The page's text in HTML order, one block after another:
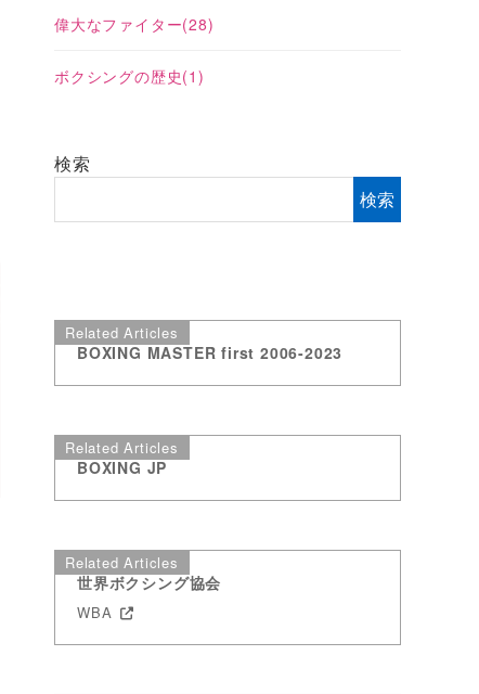
偉大なファイター(28)
ボクシングの歴史(1)
検索
検索
Related Articles
BOXING MASTER first 2006-2023
Related Articles
BOXING JP
Related Articles
世界ボクシング協会
WBA